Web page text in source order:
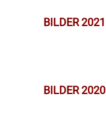
BILDER 2021
BILDER 2020